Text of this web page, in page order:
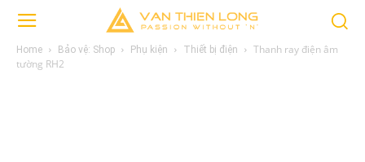
Home Bảo vệ: Shop Phụ kiện Thiết bị điện
Thanh ray điện âm
tường RH2